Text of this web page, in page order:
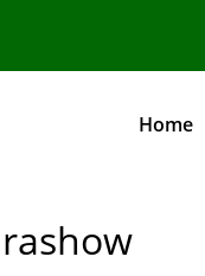
Home